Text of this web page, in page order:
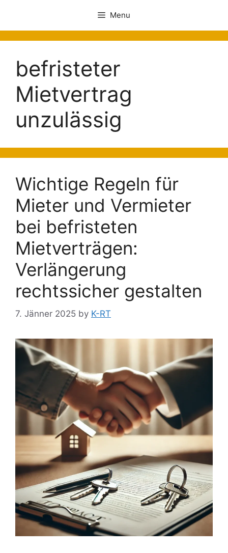
Menu
befristeter
Mietvertrag
unzulässig
Wichtige Regeln für
Mieter und Vermieter
bei befristeten
Mietverträgen:
Verlängerung
rechtssicher gestalten
7. Jänner 2025 by K-RT